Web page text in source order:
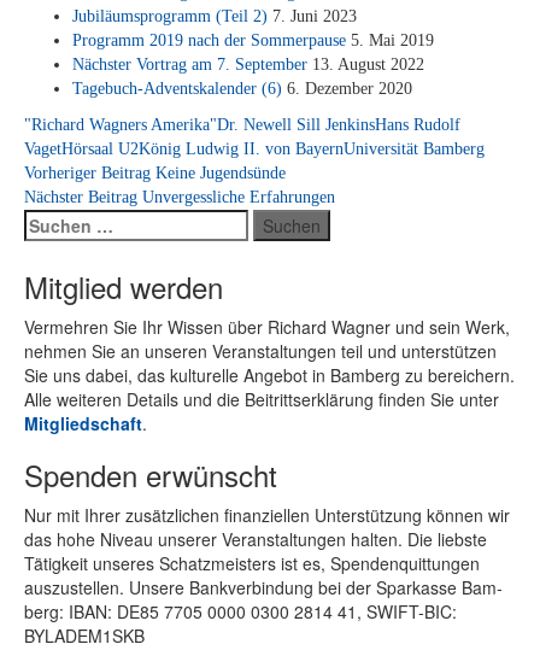
Ju­bi­lä­ums­pro­gramm (Teil 2) 7. Juni 2023
Pro­gramm 2019 nach der Som­mer­pau­se 5. Mai 2019
Nächs­ter Vor­trag am 7. Sep­tem­ber 13. Au­gust 2022
Ta­ge­buch-Ad­vents­ka­len­der (6) 6. De­zem­ber 2020
"Richard Wagners Amerika"Dr. Newell Sill JenkinsHans Rudolf
VagetHörsaal U2König Ludwig II. von BayernUniversität Bamberg
Beitragsnavigation
Vorheriger Beitrag Keine Jugendsünde
Nächster Beitrag Unvergessliche Erfahrungen
Suchen
nach:
Mitglied werden
Ver­meh­ren Sie Ihr Wis­sen über Ri­chard Wag­ner und sein Werk,
neh­men Sie an un­se­ren Ver­an­stal­tun­gen teil und un­ter­stüt­zen
Sie uns da­bei, das kul­tu­rel­le An­ge­bot in Bam­berg zu be­rei­chern.
Alle wei­te­ren De­tails und die Bei­tritts­er­klä­rung fin­den Sie un­ter
Mit­glied­schaft.
Spenden erwünscht
Nur mit Ih­rer zu­sätz­li­chen fi­nan­zi­el­len Un­ter­stüt­zung kön­nen wir
das hohe Ni­veau un­se­rer Ver­an­stal­tun­gen hal­ten. Die liebs­te
Tä­tig­keit un­se­res Schatz­meis­ters ist es, Spen­den­quit­tun­gen
aus­zu­stel­len. Un­se­re Bank­ver­bin­dung bei der Spar­kas­se Bam­
berg: IBAN: DE85 7705 0000 0300 2814 41, SWIFT-BIC:
BYLADEM1SKB